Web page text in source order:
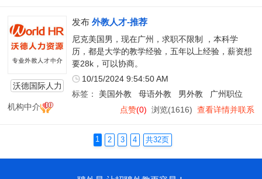
沃德国际人力
机构中介
发布 外教人才-推荐
尼克美国男，现在广州，求职不限制 ，本科学
历，都是大学的教学经验，五年以上经验，薪资想
要28k，可以协商。
10/15/2024 9:54:50 AM
标签： 美国外教 母语外教 男外教
广州职位
点赞(0) 浏览(1616) 查看详情并联系
1 2 3 4 共32页